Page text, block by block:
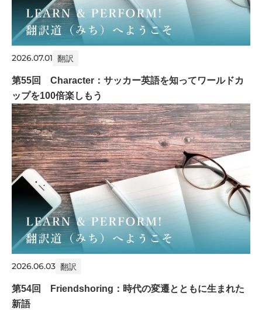
2026.07.01 翻訳
第55回 Character：サッカー英語を知ってワールドカ
ップを100倍楽しもう
2026.06.03 翻訳
第54回 Friendshoring：時代の変遷とともに生まれた
新語